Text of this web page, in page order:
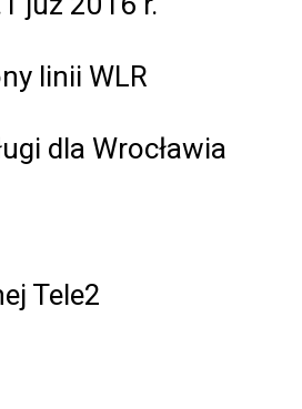
linii WLR
dla Wrocławia
Tele2